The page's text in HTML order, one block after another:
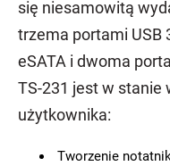
się niesamowitą
trzema portami USB
eSATA i dwoma
TS-231 jest w
użytkownika:
Tworzenie